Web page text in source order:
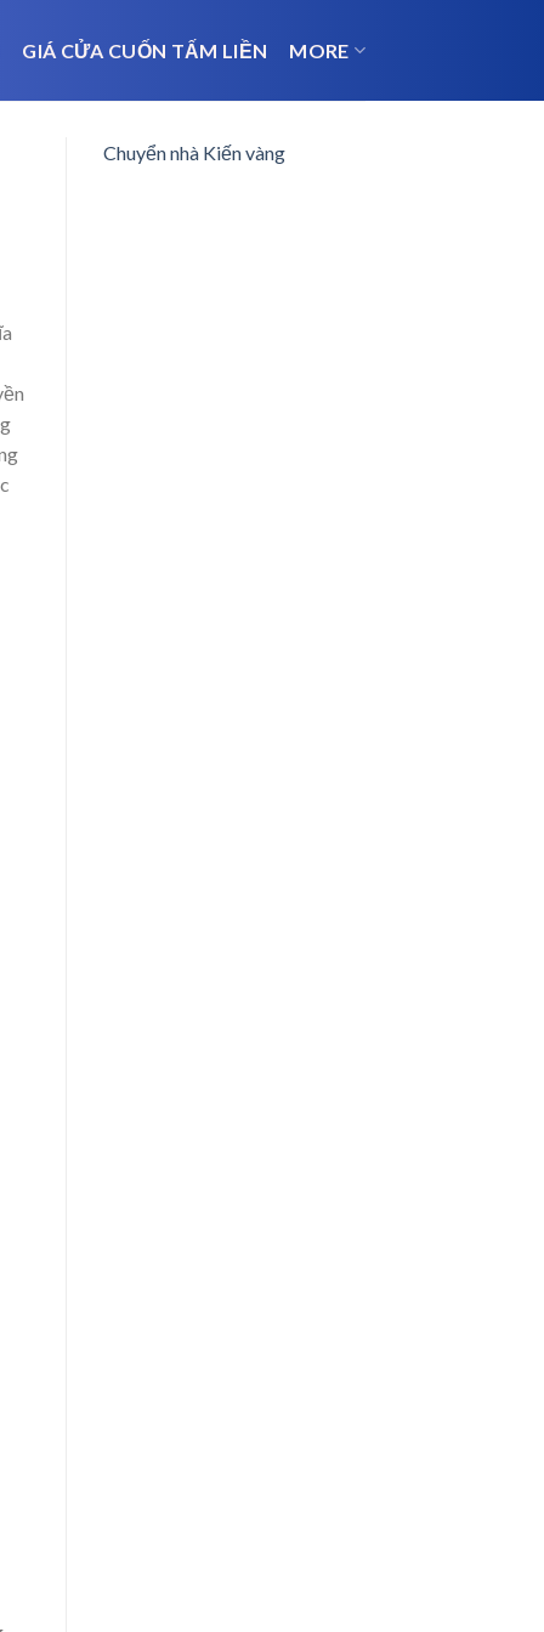
GIÁ CỬA CUỐN TẤM LIỀN MORE
Chuyển nhà Kiến vàng